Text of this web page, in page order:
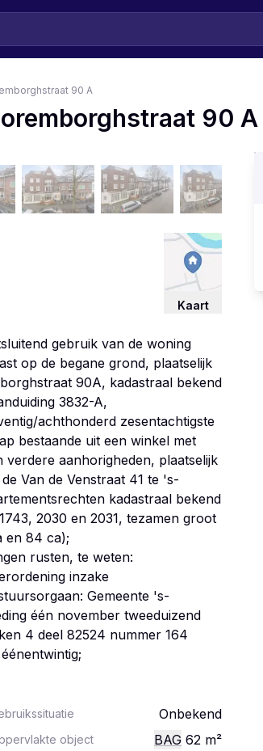
90 A
90 A
Kaart
gebruik van de woning
op de begane grond, plaatselijk
90A, kadastraal bekend
3832-A,
achthonderd zesentachtigste
bestaande uit een winkel met
aanhorigheden, plaatselijk
Van de Venstraat 41 te 's-
kadastraal bekend
2030 en 2031, tezamen groot
en 84 ca);
rusten, te weten:
inzake
Gemeente 's-
één november tweeduizend
4 deel 82524 nummer 164
Onbekend
object BAG 62 m²